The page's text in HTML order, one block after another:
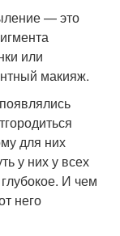
— это
или
макияж.
для них
у них у всех
И чем
него